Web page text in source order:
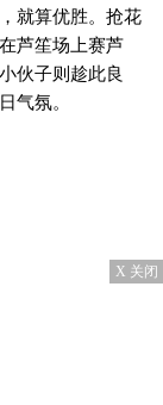
就算优胜。抢花
芦笙场上赛芦
伙子则趁此良
气氛。
X 关闭